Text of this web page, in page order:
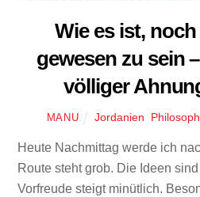
Wie es ist,
gewesen zu sein
völliger
MANU Jordanien
Heute Nachmittag werde ich
Route steht grob. Die Ideen
Vorfreude steigt minütlich.